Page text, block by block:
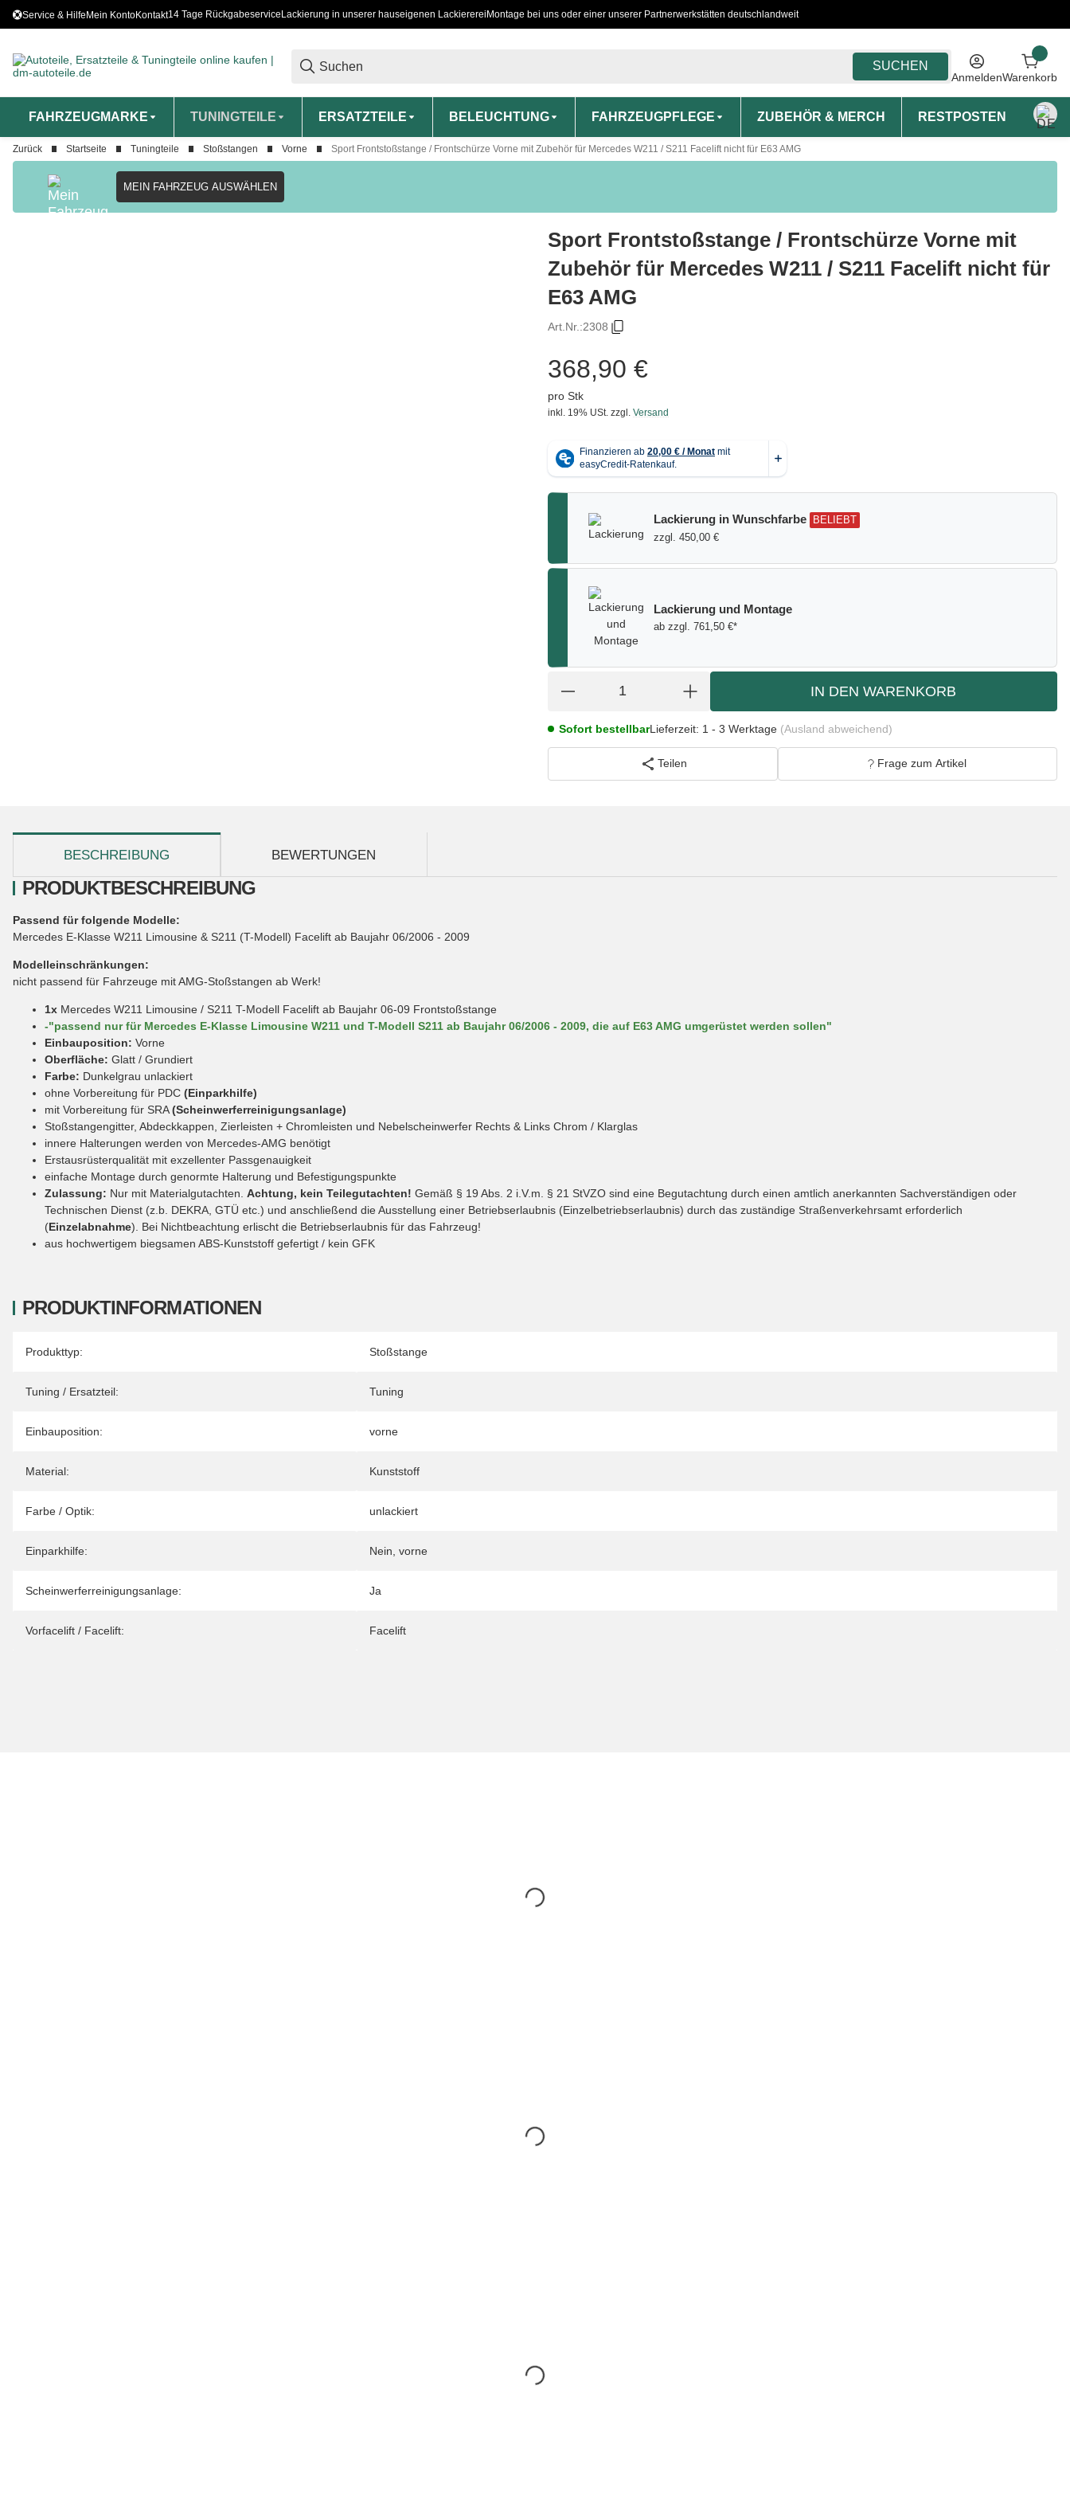
Service & HilfeMein KontoKontakt14 Tage Rückgabeservice Lackierung in unserer hauseigenen Lackiererei Montage bei uns oder einer unserer Partnerwerkstätten deutschlandweit
SUCHEN
AnmeldenWarenkorb
FAHRZEUGMARKE TUNINGTEILE ERSATZTEILE BELEUCHTUNG FAHRZEUGPFLEGE ZUBEHÖR & MERCH RESTPOSTEN
Zurück Startseite Tuningteile Stoßstangen Vorne Sport Frontstoßstange / Frontschürze Vorne mit Zubehör für Mercedes W211 / S211 Facelift nicht für E63 AMG
MEIN FAHRZEUG AUSWÄHLEN
Sport Frontstoßstange / Frontschürze Vorne mit
Zubehör für Mercedes W211 / S211 Facelift nicht für
E63 AMG
Art.Nr.:2308
368,90 €
pro Stk
inkl. 19% USt. zzgl. Versand
Lackierung in Wunschfarbe
BELIEBT
zzgl. 450,00 €
Lackierung und Montage
ab zzgl. 761,50 €*
IN DEN WARENKORB
Sofort bestellbarLieferzeit: 1 - 3 Werktage (Ausland abweichend)
Teilen Frage zum Artikel
BESCHREIBUNG BEWERTUNGEN
PRODUKTINFORMATIONEN
Produkteigenschaft
Wert
Produkttyp: Stoßstange
Tuning / Ersatzteil: Tuning
Einbauposition: vorne
Material: Kunststoff
Farbe / Optik: unlackiert
Einparkhilfe: Nein, vorne
Scheinwerferreinigungsanlage: Ja
Vorfacelift / Facelift: Facelift
PRODUKTBESCHREIBUNG
Passend für folgende Modelle:
Mercedes E-Klasse W211 Limousine & S211 (T-Modell) Facelift ab Baujahr 06/2006 - 2009
Modelleinschränkungen:
nicht passend für Fahrzeuge mit AMG-Stoßstangen ab Werk!
1x Mercedes W211 Limousine / S211 T-Modell Facelift ab Baujahr 06-09 Frontstoßstange
-"passend nur für Mercedes E-Klasse Limousine W211 und T-Modell S211 ab Baujahr 06/2006 - 2009, die auf E63 AMG umgerüstet werden sollen"
Einbauposition: Vorne
Oberfläche: Glatt / Grundiert
Farbe: Dunkelgrau unlackiert
ohne Vorbereitung für PDC (Einparkhilfe)
mit Vorbereitung für SRA(Scheinwerferreinigungsanlage)
Stoßstangengitter, Abdeckkappen, Zierleisten + Chromleisten und Nebelscheinwerfer Rechts & Links Chrom / Klarglas
innere Halterungen werden von Mercedes-AMG benötigt
Erstausrüsterqualität mit exzellenter Passgenauigkeit
einfache Montage durch genormte Halterung und Befestigungspunkte
Zulassung: Nur mit Materialgutachten. Achtung, kein Teilegutachten! Gemäß § 19 Abs. 2 i.V.m. § 21 StVZO sind eine Begutachtung durch einen amtlich anerkannten Sachverständigen oder
Technischen Dienst (z.b. DEKRA, GTÜ etc.) und anschließend die Ausstellung einer Betriebserlaubnis (Einzelbetriebserlaubnis) durch das zuständige Straßenverkehrsamt erforderlich
(Einzelabnahme). Bei Nichtbeachtung erlischt die Betriebserlaubnis für das Fahrzeug!
aus hochwertigem biegsamen ABS-Kunststoff gefertigt / kein GFK